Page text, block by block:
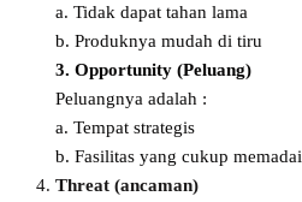
a. Tidak dapat tahan lama
b. Produknya mudah di tiru
3. Opportunity (Peluang)
Peluangnya adalah :
a. Tempat strategis
b. Fasilitas yang cukup memadai
Threat (ancaman)